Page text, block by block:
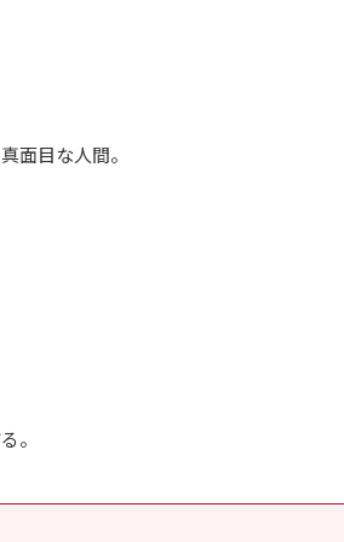
面目な人間。
。